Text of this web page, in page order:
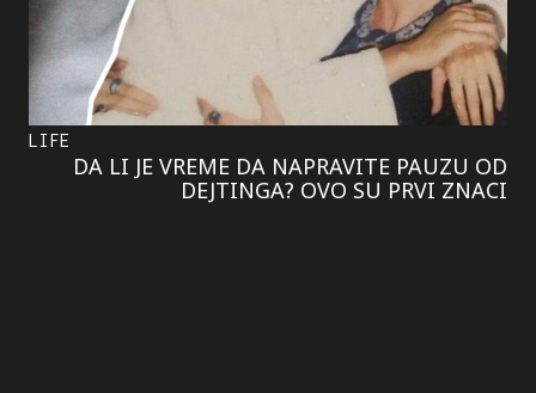
LIFE
DA LI JE VREME DA NAPRAVITE PAUZU OD
DEJTINGA? OVO SU PRVI ZNACI